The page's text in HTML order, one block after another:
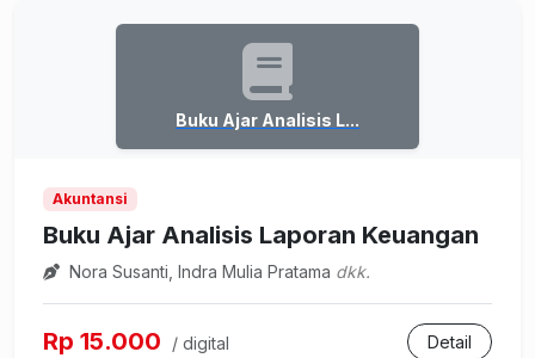
Buku Ajar Analisis L...
Akuntansi
Buku Ajar Analisis Laporan Keuangan
Nora Susanti, Indra Mulia Pratama dkk.
Rp 15.000 / digital Detail